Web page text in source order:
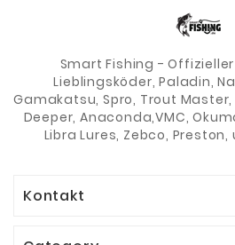
Smart Fishing -
Lieblingsköder, Paladin,
Gamakatsu, Spro, Trout Master,
Deeper, Anaconda,VMC,
Libra Lures, Zebco,
Kontakt